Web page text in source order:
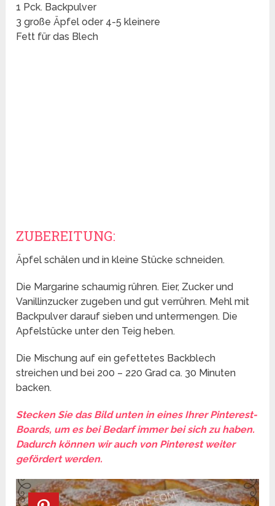
1 Pck. Backpulver
3 große Äpfel oder 4-5 kleinere
Fett für das Blech
ZUBEREITUNG:
Äpfel schälen und in kleine Stücke schneiden.
Die Margarine schaumig rühren. Eier, Zucker und
Vanillinzucker zugeben und gut verrühren. Mehl mit
Backpulver darauf sieben und untermengen. Die
Apfelstücke unter den Teig heben.
Die Mischung auf ein gefettetes Backblech
streichen und bei 200 – 220 Grad ca. 30 Minuten
backen.
Stecken Sie das Bild unten in eines Ihrer Pinterest-
Boards, um es bei Bedarf immer bei sich zu haben.
Dadurch können wir auch von Pinterest weiter
gefördert werden.